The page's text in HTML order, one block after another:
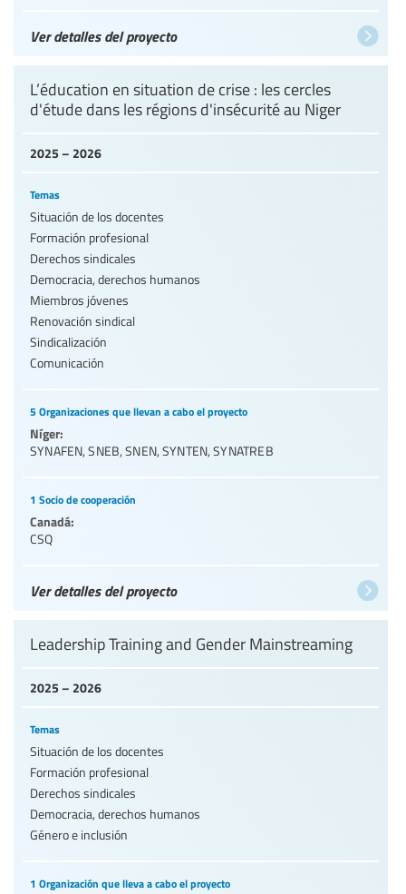
Ver detalles del proyecto
2025 – 2026
L’éducation en situation de crise : les cercles
d'étude dans les régions d'insécurité au Niger
Temas
Situación de los docentes
Formación profesional
Derechos sindicales
Democracia, derechos humanos
Miembros jóvenes
Renovación sindical
Sindicalización
Comunicación
5 Organizaciones que llevan a cabo el proyecto
Níger:
SYNAFEN,SNEB,SNEN,SYNTEN,SYNATREB
1 Socio de cooperación
Canadá:
CSQ
Ver detalles del proyecto
2025 – 2026
Leadership Training and Gender Mainstreaming
Temas
Situación de los docentes
Formación profesional
Derechos sindicales
Democracia, derechos humanos
Género e inclusión
1 Organización que lleva a cabo el proyecto